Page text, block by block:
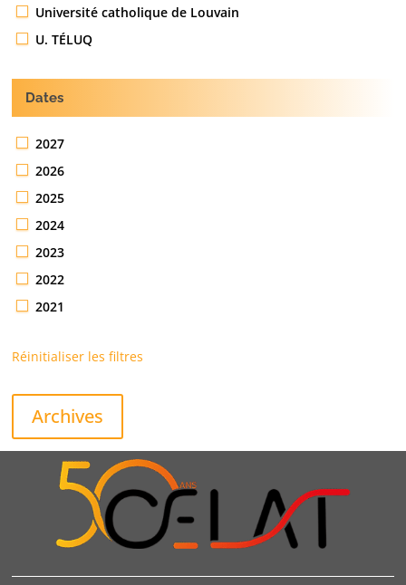
Université catholique de Louvain
U. TÉLUQ
Dates
2027
2026
2025
2024
2023
2022
2021
Réinitialiser les filtres
Archives